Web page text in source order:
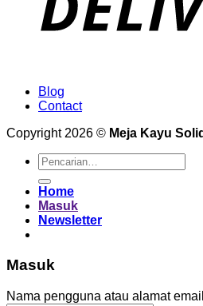
Blog
Contact
Copyright 2026 © Meja Kayu
Pencarian
untuk:
Home
Masuk
Newsletter
Masuk
Nama pengguna atau alamat email